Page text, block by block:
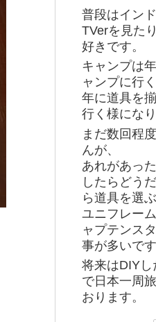
普段はイン
TVerを見た
好きです。
キャンプは
ャンプに行
年に道具を
行く様になり
まだ数回程
んが、
あれがあっ
したらどう
ら道具を選
ユニフレー
ャプテンス
事が多いです
将来はDIY
で日本一周
おります。